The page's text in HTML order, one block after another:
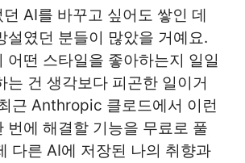
AI를 바꾸고 싶어도 쌓인 데
설였던 분들이 많았을 거예요.
어떤 스타일을 좋아하는지 일일
는 건 생각보다 피곤한 일이거
근 Anthropic 클로드에서 이런
번에 해결할 기능을 무료로 풀
다른 AI에 저장된 나의 취향과